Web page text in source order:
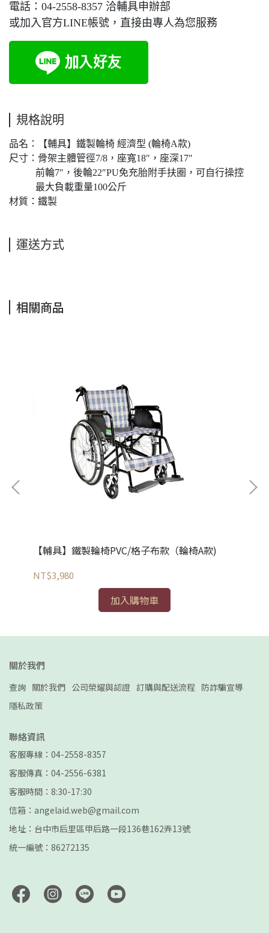
電話：04-2558-8357 洽輔具申辦部
或加入官方LINE帳號，直接由專人為您服務
規格說明
品名：【輔具】鐵製輪椅 經濟型 (輪椅A款)
尺寸：骨架主體管徑7/8，座寬18″，座深17″
前輪7″，後輪22″PU免充胎附手扶圈，可自行操控
最大負載重量100公斤
材質：鐵製
運送方式
相關商品
【輔具】鐵製輪椅PVC/格子布款（輪椅A款)
NT$3,980
加入購物車
關於我們
查詢 關於我們 公司榮耀與認證 訂購與配送流程 防詐騙宣導
隱私政策
聯絡資訊
客服專線：04-2558-8357
客服傳真：04-2556-6381
客服時間：8:30-17:30
信箱：angelaid.web@gmail.com
地址：台中市后里區甲后路一段136巷162弄13號
統一編號：86272135